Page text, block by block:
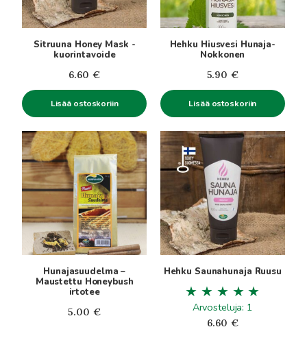
Sitruuna Honey Mask -
kuorintavoide
6.60 €
Lisää ostoskoriin
Hehku Hiusvesi Hunaja-
Nokkonen
5.90 €
Lisää ostoskoriin
Hunajasuudelma –
Maustettu Honeybush
irtotee
5.00 €
Hehku Saunahunaja Ruusu
Arvosteluja: 1
6.60 €